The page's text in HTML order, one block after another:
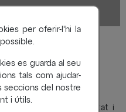
per oferir-l'hi la
es guarda al seu
tals com ajudar-
seccions del nostre
i útils.
per explorar la creativitat i